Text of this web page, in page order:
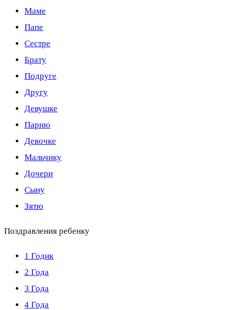
Маме
Папе
Сестре
Брату
Подруге
Другу
Девушке
Парню
Девочке
Мальчику
Дочери
Сыну
Зятю
Поздравления ребенку
1 Годик
2 Года
3 Года
4 Года